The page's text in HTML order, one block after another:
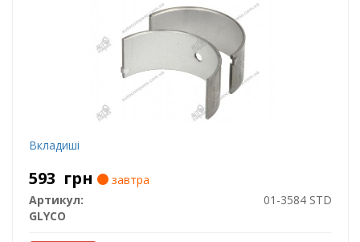
Вкладиші
593 грн
завтра
Артикул:
01-3584 STD
GLYCO